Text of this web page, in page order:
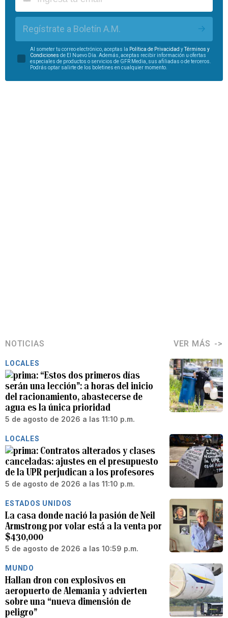
Regístrate a Boletín A.M.
Al someter tu correo electrónico, aceptas la Política de Privacidad yTérminos y
Condiciones de El Nuevo Día. Además, aceptas recibir información u ofertas
especiales de productos o servicios de GFR Media, sus afiliadas o de terceros.
Podrás optar salirte de los boletines en cualquier momento.
NOTICIAS VER MÁS
LOCALES
“Estos dos primeros días
serán una lección”: a horas del inicio
del racionamiento, abastecerse de
agua es la única prioridad
5 de agosto de 2026 a las 11:10 p.m.
LOCALES
Contratos alterados y clases
canceladas: ajustes en el presupuesto
de la UPR perjudican a los profesores
5 de agosto de 2026 a las 11:10 p.m.
ESTADOS UNIDOS
La casa donde nació la pasión de Neil
Armstrong por volar está a la venta por
$430,000
5 de agosto de 2026 a las 10:59 p.m.
MUNDO
Hallan dron con explosivos en
aeropuerto de Alemania y advierten
sobre una “nueva dimensión de
peligro”